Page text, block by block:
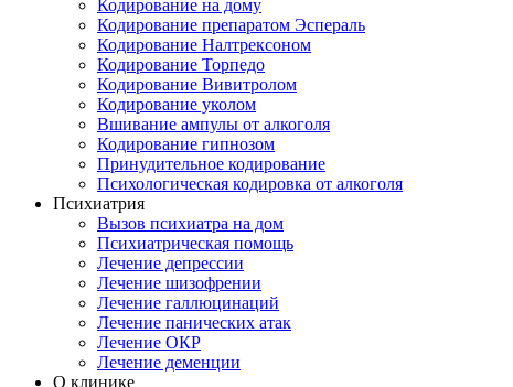
Кодирование на дому
Кодирование препаратом Эспераль
Кодирование Налтрексоном
Кодирование Торпедо
Кодирование Вивитролом
Кодирование уколом
Вшивание ампулы от алкоголя
Кодирование гипнозом
Принудительное кодирование
Психологическая кодировка от алкоголя
Психиатрия
Вызов психиатра на дом
Психиатрическая помощь
Лечение депрессии
Лечение шизофрении
Лечение галлюцинаций
Лечение панических атак
Лечение ОКР
Лечение деменции
О клинике